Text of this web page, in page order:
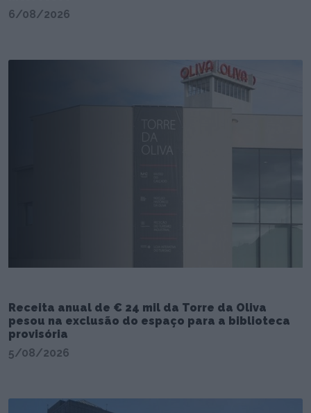
6/08/2026
Receita anual de € 24 mil da Torre da Oliva
pesou na exclusão do espaço para a biblioteca
provisória
5/08/2026